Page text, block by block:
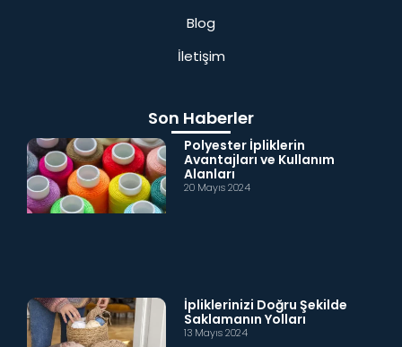
Blog
İletişim
Son Haberler
Polyester İpliklerin
Avantajları ve Kullanım
Alanları
20 Mayıs 2024
İpliklerinizi Doğru Şekilde
Saklamanın Yolları
13 Mayıs 2024